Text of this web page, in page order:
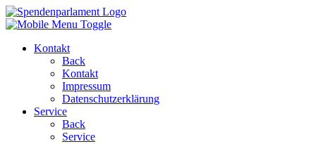
Kontakt
Back
Kontakt
Impressum
Datenschutzerklärung
Service
Back
Service